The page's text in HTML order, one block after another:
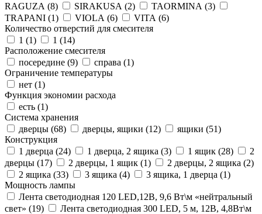
RAGUZA (8) SIRAKUSA (2) TAORMINA (3)
TRAPANI (1) VIOLA (6) VITA (6)
Количество отверстий для смесителя
1 (1) 1 (14)
Расположение смесителя
посередине (9) справа (1)
Ограничение температуры
нет (1)
Функция экономии расхода
есть (1)
Система хранения
дверцы (68) дверцы, ящики (12) ящики (51)
Конструкция
1 дверца (24) 1 дверца, 2 ящика (3) 1 ящик (28)
2
дверцы (17) 2 дверцы, 1 ящик (1) 2 дверцы, 2 ящика (2)
2 ящика (33) 3 ящика (4) 3 ящика, 1 дверца (1)
Мощность лампы
Лента светодиодная 120 LED,12В, 9,6 Вт\м «нейтральный
свет» (19)
Лента светодиодная 300 LED, 5 м, 12В, 4,8Вт\м